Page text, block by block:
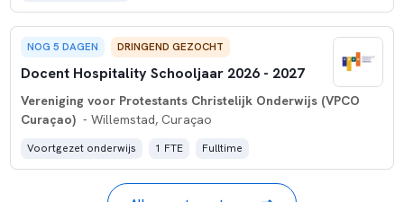
NOG 5 DAGEN DRINGEND GEZOCHT
Docent Hospitality Schooljaar 2026 - 2027
Vereniging voor Protestants Christelijk Onderwijs (VPCO
Curaçao) - Willemstad, Curaçao
Voortgezet onderwijs 1 FTE Fulltime